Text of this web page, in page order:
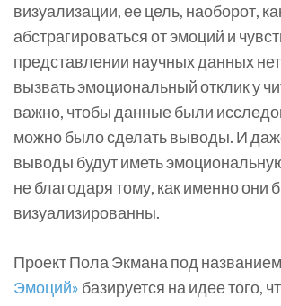
визуализации, ее цель, наоборот,
абстрагироваться от эмоций и
представлении научных данных
вызвать эмоциональный отклик у
важно, чтобы данные были
можно было сделать выводы. И
выводы будут иметь
не благодаря тому, как именно они
визуализированны.
Проект Пола Экмана под названием
Эмоций» базируется на идее того,